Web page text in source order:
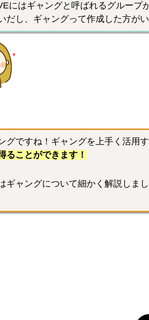
にはギャングと呼ばれるグループ
だし、ギャングって作成した方が
グですね！ギャングを上手く活用す
ることができます！
ギャングについて細かく解説しまし